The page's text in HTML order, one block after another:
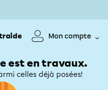
Mon compte
est en travaux.
celles déjà posées!